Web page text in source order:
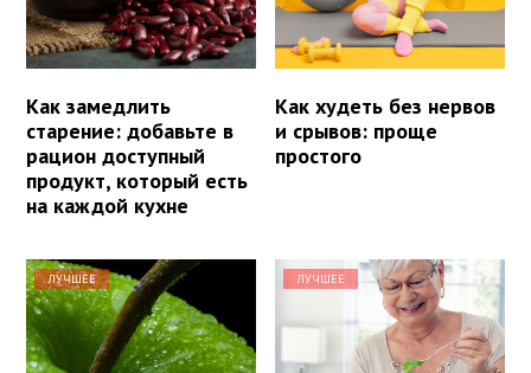
Как замедлить
старение: добавьте в
рацион доступный
продукт, который есть
на каждой кухне
Как худеть без нервов
и срывов: проще
простого
ЛУЧШЕЕ ЛУЧШЕЕ